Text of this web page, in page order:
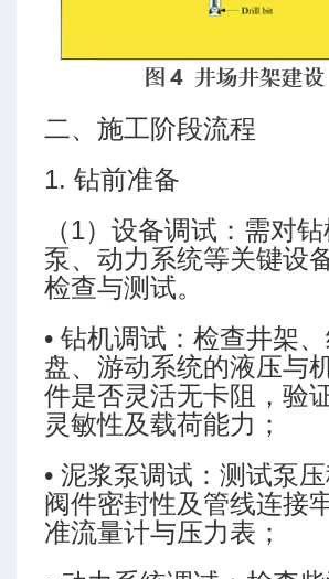
二、施工阶段流程
1. 钻前准备
（1）设备调试：需对
泵、动力系统等关键设
检查与测试。
• 钻机调试：检查井架
盘、游动系统的液压与
件是否灵活无卡阻，验
灵敏性及载荷能力；
• 泥浆泵调试：测试泵压
阀件密封性及管线连接
准流量计与压力表；